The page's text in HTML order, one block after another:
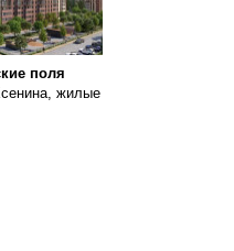
поля
жилые